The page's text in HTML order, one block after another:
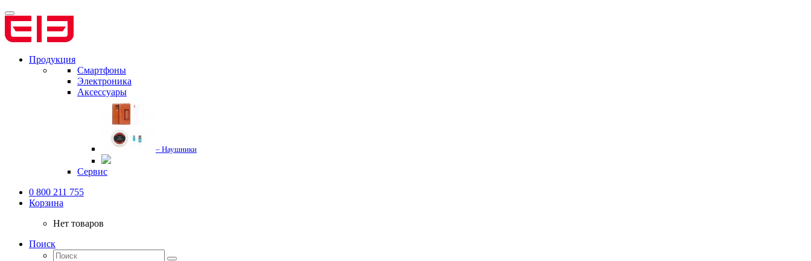
Продукция
Смартфоны
Электроника
Аксессуары
– Наушники
Сервис
0 800 211 755
Корзина
Нет товаров
Поиск